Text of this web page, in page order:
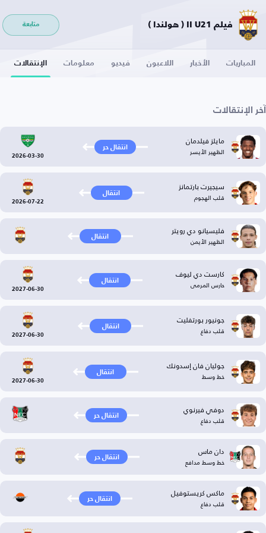
فيلم II U21 ( هولندا ) متابعة
المباريات الأخبار اللاعبون فيديو معلومات الإنتقالات
آخر الإنتقالات
مايلز فيلدمان
الظهير الأيسر انتقال حر
2026-03-30
سيجيرت بارتمانز
قلب الهجوم انتقال
2026-07-22
فليسيانو دي رويتر
الظهير الأيمن انتقال
كارست دي ليوف
حارس المرمى انتقال
2027-06-30
جونيور بورتفليت
قلب دفاع انتقال
2027-06-30
جوليان فان إسدونك
خط وسط انتقال
2027-06-30
دوفي فيرنوي
قلب دفاع انتقال حر
دان ماس
خط وسط مدافع انتقال حر
ماكس كريستوفيل
قلب دفاع انتقال حر